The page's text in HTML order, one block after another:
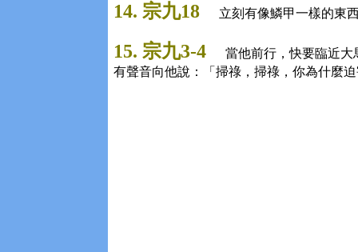
14. 宗九18 立刻有像鱗甲一樣的東
15. 宗九3-4
當他前行，快要臨近
有聲音向他說：「掃祿，掃祿，你為什麼